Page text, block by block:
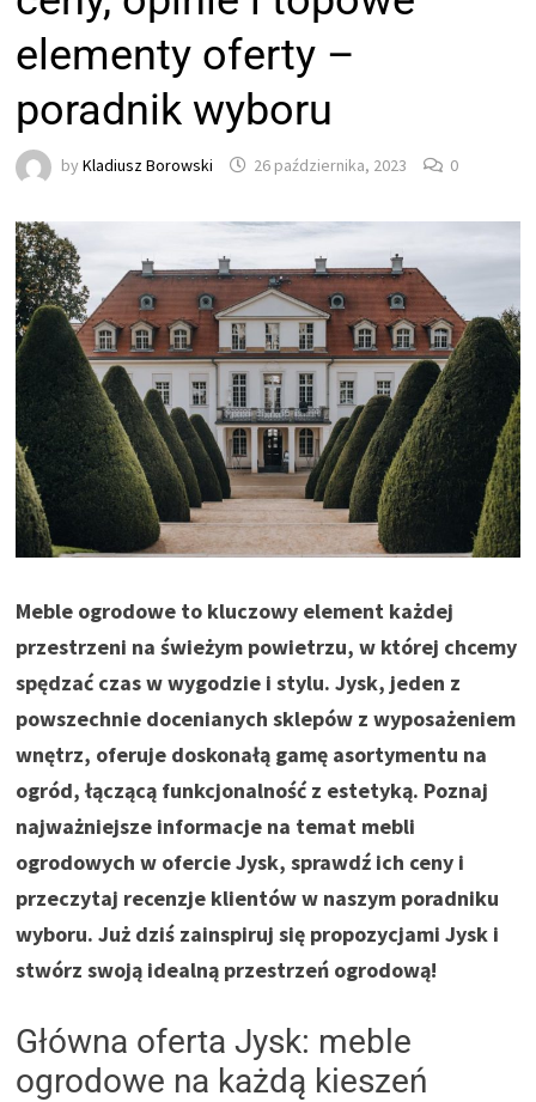
elementy oferty –
poradnik wyboru
byKladiusz Borowski 26 października, 2023 0
Meble ogrodowe to kluczowy element każdej
przestrzeni na świeżym powietrzu, w której chcemy
spędzać czas w wygodzie i stylu. Jysk, jeden z
powszechnie docenianych sklepów z wyposażeniem
wnętrz, oferuje doskonałą gamę asortymentu na
ogród, łączącą funkcjonalność z estetyką. Poznaj
najważniejsze informacje na temat mebli
ogrodowych w ofercie Jysk, sprawdź ich ceny i
przeczytaj recenzje klientów w naszym poradniku
wyboru. Już dziś zainspiruj się propozycjami Jysk i
stwórz swoją idealną przestrzeń ogrodową!
Główna oferta Jysk: meble
ogrodowe na każdą kieszeń